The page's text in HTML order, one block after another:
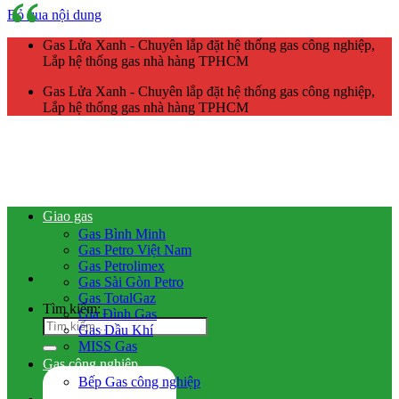
Bỏ qua nội dung
Gas Lửa Xanh - Chuyên lắp đặt hệ thống gas công nghiệp,
Lắp hệ thống gas nhà hàng TPHCM
Gas Lửa Xanh - Chuyên lắp đặt hệ thống gas công nghiệp,
Lắp hệ thống gas nhà hàng TPHCM
Tìm kiếm:
Giao gas
Gas Bình Minh
Gas Petro Việt Nam
Gas Petrolimex
Gas Sài Gòn Petro
Gas TotalGaz
Gia Đình Gas
Gas Dầu Khí
MISS Gas
Gas công nghiệp
Bếp Gas công nghiệp